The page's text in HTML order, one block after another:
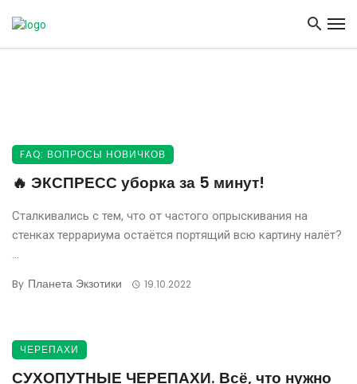
FAQ: ВОПРОСЫ НОВИЧКОВ
🔥 ЭКСПРЕСС уборка за 5 минут!
Сталкивались с тем, что от частого опрыскивания на
стенках террариума остаётся портящий всю картину налёт?
...
By Планета Экзотики 19.10.2022
ЧЕРЕПАХИ
СУХОПУТНЫЕ ЧЕРЕПАХИ. Всё, что нужно